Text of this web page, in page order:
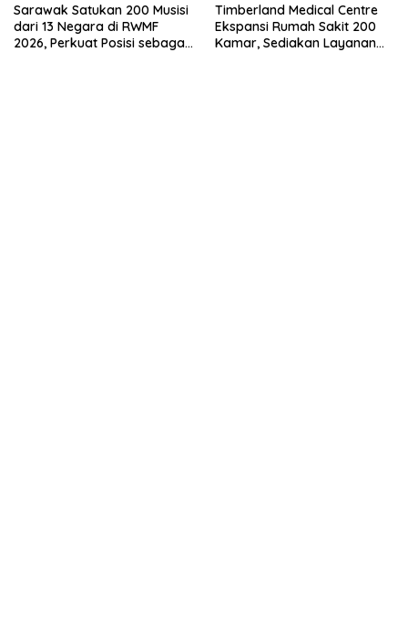
Sarawak Satukan 200 Musisi
dari 13 Negara di RWMF
2026, Perkuat Posisi sebagai
Timberland Medical Centre
Ekspansi Rumah Sakit 200
Kamar, Sediakan Layanan